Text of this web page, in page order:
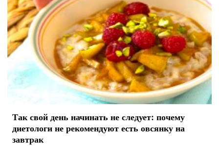
Так свой день начинать не следует: почему
диетологи не рекомендуют есть овсянку на
завтрак